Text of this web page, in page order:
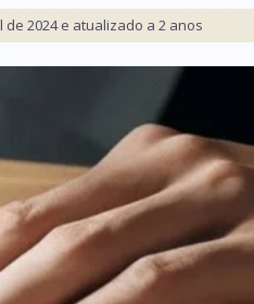
2024 e atualizado a 2 anos